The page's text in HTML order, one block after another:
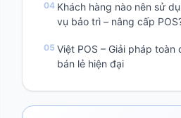
Khách hàng nào nên sử
vụ bảo trì – nâng cấp
Việt POS – Giải pháp toàn
bán lẻ hiện đại